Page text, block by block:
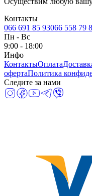
Контакты
066 691 85 93066 558 79
Пн - Вс
9:00 - 18:00
Инфо
КонтактыОплата
офертаПолитика
Следите за нами